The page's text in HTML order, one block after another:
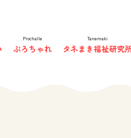
Prochalle
ぷろちゃれ
Tanemaki
タネまき福祉研究